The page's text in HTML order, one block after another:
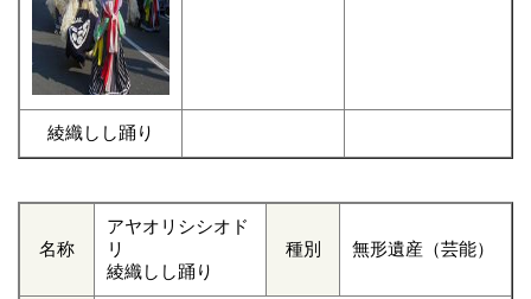
綾織しし踊り
名称
アヤオリシシオド
リ
綾織しし踊り
種別 無形遺産（芸能）